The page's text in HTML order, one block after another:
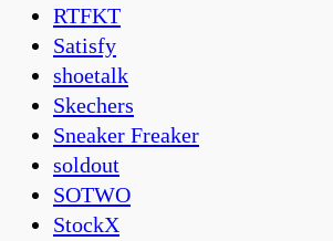
RTFKT
Satisfy
shoetalk
Skechers
Sneaker Freaker
soldout
SOTWO
StockX